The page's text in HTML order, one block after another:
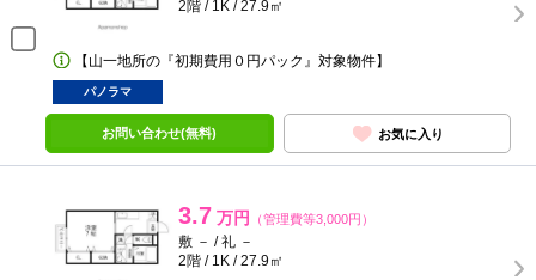
2階 / 1K / 27.9㎡
【山一地所の『初期費用０円パック』対象物件】
パノラマ
お問い合わせ(無料) お気に入り
3.7 万円 （管理費等3,000円）
敷 － / 礼 －
2階 / 1K / 27.9㎡